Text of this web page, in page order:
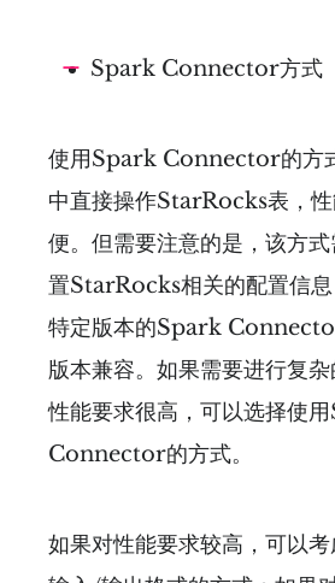
Spark Connector方式
使用Spark Connector的方
中直接操作StarRocks表，
便。但需要注意的是，该方
置StarRocks相关的配置信息
特定版本的Spark
版本兼容。如果需要进行复
性能要求很高，可以选择使
Connector的方式。
如果对性能要求较高，可以